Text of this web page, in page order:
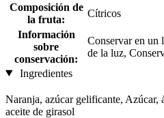
Composición de
la fruta:
Cítricos
Información
sobre
conservación:
Conservar en un
de la luz,
Ingredientes
Naranja, azúcar gelificante, Azúcar,
aceite de girasol